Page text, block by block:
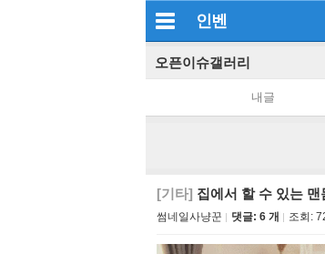
인벤
오픈이슈갤러리
내글
[기타] 집에서 할 수 있는 맨
썸네일사냥꾼 댓글: 6 개 조회: